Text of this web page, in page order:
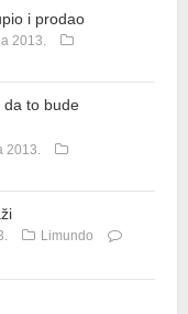
i prodao
2013.
da to bude
2013.
Limundo